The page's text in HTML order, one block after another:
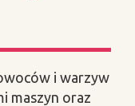
i warzyw
maszyn oraz